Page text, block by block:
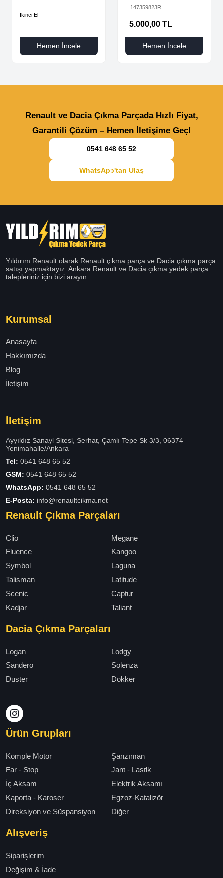
144967867R-
İkinci El
Hemen İncele
Çıkma
147359823R
5.000,00 TL
Hemen İncele
Renault ve Dacia Çıkma Parçada Hızlı Fiyat,
Garantili Çözüm – Hemen İletişime Geç!
0541 648 65 52
WhatsApp'tan Ulaş
Yıldırım Renault olarak Renault çıkma parça ve Dacia çıkma parça
satışı yapmaktayız. Ankara Renault ve Dacia çıkma yedek parça
talepleriniz için bizi arayın.
Kurumsal
Anasayfa
Hakkımızda
Blog
İletişim
İletişim
Ayyıldız Sanayi Sitesi, Serhat, Çamlı Tepe Sk 3/3, 06374
Yenimahalle/Ankara
Tel: 0541 648 65 52
GSM: 0541 648 65 52
WhatsApp: 0541 648 65 52
E-Posta: info@renaultcikma.net
Renault Çıkma Parçaları
Clio
Megane
Fluence
Kangoo
Symbol
Laguna
Talisman
Latitude
Scenic
Captur
Kadjar
Taliant
Dacia Çıkma Parçaları
Logan
Lodgy
Sandero
Solenza
Duster
Dokker
Ürün Grupları
Komple Motor
Şanzıman
Far - Stop
Jant - Lastik
İç Aksam
Elektrik Aksamı
Kaporta - Karoser
Egzoz-Katalizör
Direksiyon ve Süspansiyon
Diğer
Alışveriş
Siparişlerim
Değişim & İade